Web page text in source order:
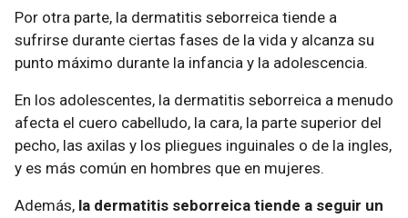
Por otra parte, la dermatitis seborreica tiende a
sufrirse durante ciertas fases de la vida y alcanza su
punto máximo durante la infancia y la adolescencia.
En los adolescentes, la dermatitis seborreica a menudo
afecta el cuero cabelludo, la cara, la parte superior del
pecho, las axilas y los pliegues inguinales o de la ingles,
y es más común en hombres que en mujeres.
Además, la dermatitis seborreica tiende a seguir un